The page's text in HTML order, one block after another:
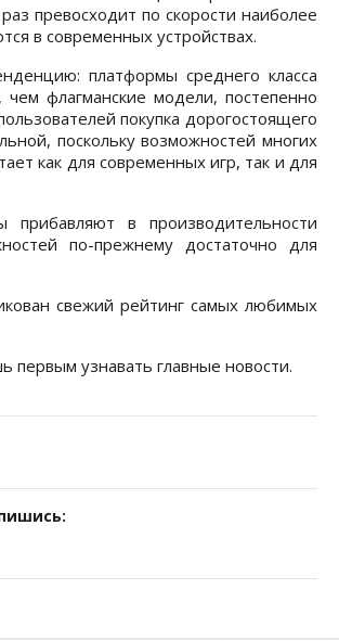
превосходит по скорости наиболее
в современных устройствах.
платформы среднего класса
флагманские модели, постепенно
покупка дорогостоящего
поскольку возможностей многих
как для современных игр, так и для
в производительности
по-прежнему достаточно для
свежий рейтинг самых любимых
первым узнавать главные новости.